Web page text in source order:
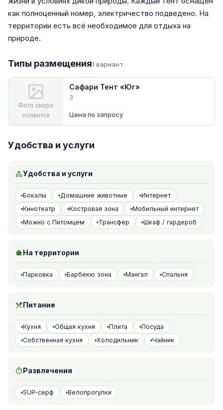
как полноценный номер, электричество подведено. На
территории есть всё необходимое для отдыха на
природе.
Типы размещения1 вариант
Фото скоро
появится
Сафари Тент «Юг»
3
Цена по запросу
Удобства и услуги
Удобства и услуги
Бокалы Домашние животные
Интернет
Кинотеатр
Костровая зона
Мобильный интернет
Можно с Питомцем
Трансфер Шкаф / гардероб
На территории
Парковка Барбекю зона Мангал Спальня
Питание
Кухня Общая кухня Плита
Посуда
Собственная кухня
Холодильник Чайник
Развлечения
SUP-серф Велопрогулки